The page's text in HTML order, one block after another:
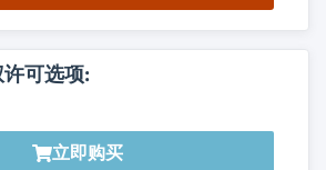
可选项:
立即购买